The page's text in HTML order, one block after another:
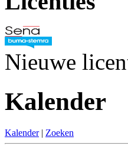
Nieuwe
Kalender
Kalender | Zoeken